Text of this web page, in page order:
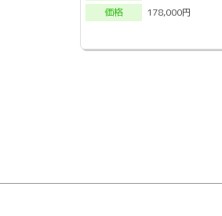
価格
178,000円